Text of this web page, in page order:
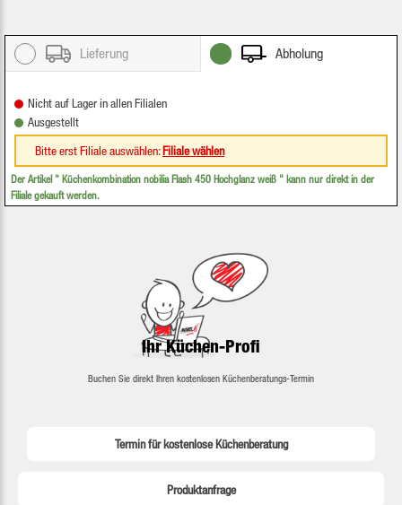
Lieferung Abholung
Nicht auf Lager in allen Filialen
Ausgestellt
Bitte erst Filiale auswählen:Filiale wählen
Der Artikel " Küchenkombination nobilia Flash 450 Hochglanz weiß " kann nur direkt in der
Filiale gekauft werden.
Ihr Küchen-Profi
Buchen Sie direkt Ihren kostenlosen Küchenberatungs-Termin
Termin für kostenlose Küchenberatung
Produktanfrage